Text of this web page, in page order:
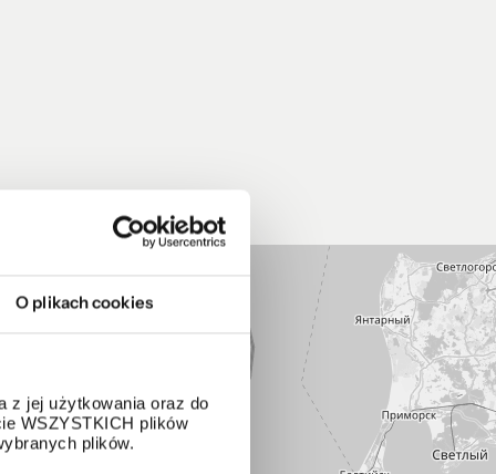
O plikach cookies
z jej użytkowania oraz do
WSZYSTKICH plików
plików.